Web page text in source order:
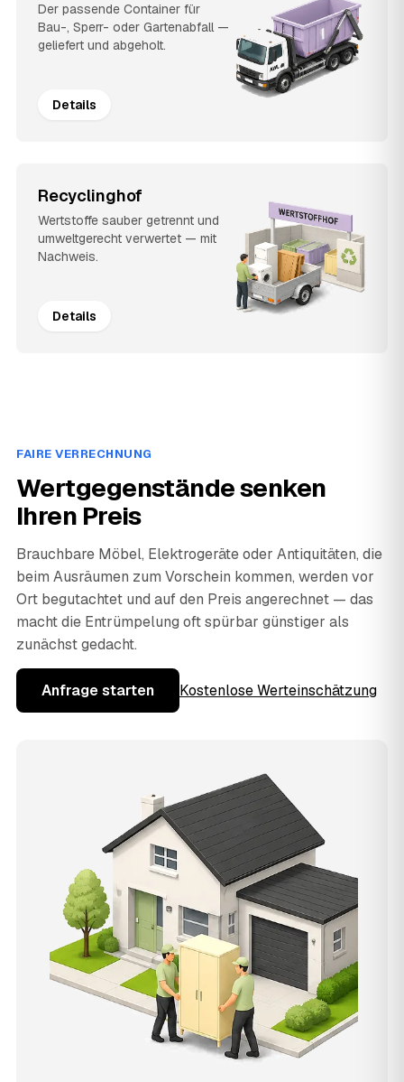
Der passende Container für
Bau-, Sperr- oder Gartenabfall —
geliefert und abgeholt.
Details
Recyclinghof
Wertstoffe sauber getrennt und
umweltgerecht verwertet — mit
Nachweis.
Details
FAIRE VERRECHNUNG
Wertgegenstände senken
Ihren Preis
Brauchbare Möbel, Elektrogeräte oder Antiquitäten, die
beim Ausräumen zum Vorschein kommen, werden vor
Ort begutachtet und auf den Preis angerechnet — das
macht die Entrümpelung oft spürbar günstiger als
zunächst gedacht.
Anfrage starten Kostenlose Werteinschätzung